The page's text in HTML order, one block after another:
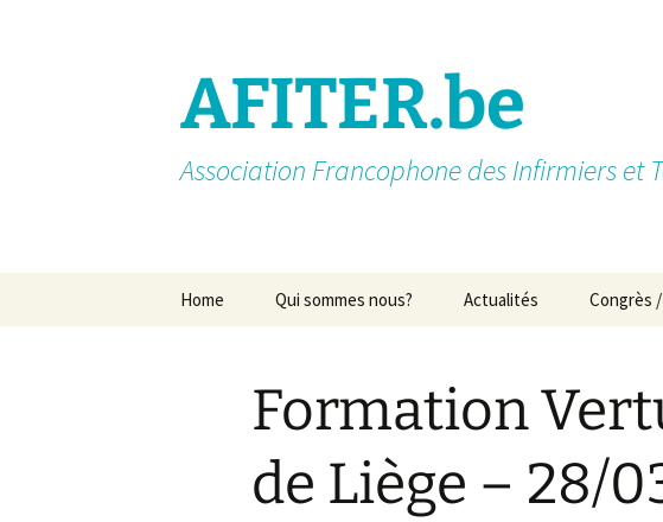
AFITER.be
Association Francophone des Infirmiers et
Aller
Home Qui sommes nous?
Membres actifs
Missions
Actualités Congrès
Formation
de Liège – 28/